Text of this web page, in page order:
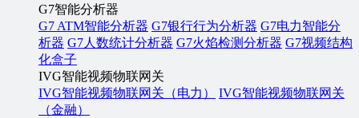
G7智能分析器
G7 ATM智能分析器 G7银行行为分析器 G7电力智能分
析器 G7人数统计分析器 G7火焰检测分析器 G7视频结构
化盒子
IVG智能视频物联网关
IVG智能视频物联网关（电力）
IVG智能视频物联网关
（金融）